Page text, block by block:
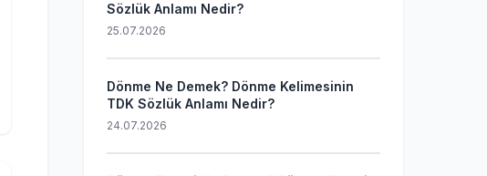
Sözlük Anlamı Nedir?
25.07.2026
Dönme Ne Demek? Dönme Kelimesinin
TDK Sözlük Anlamı Nedir?
24.07.2026